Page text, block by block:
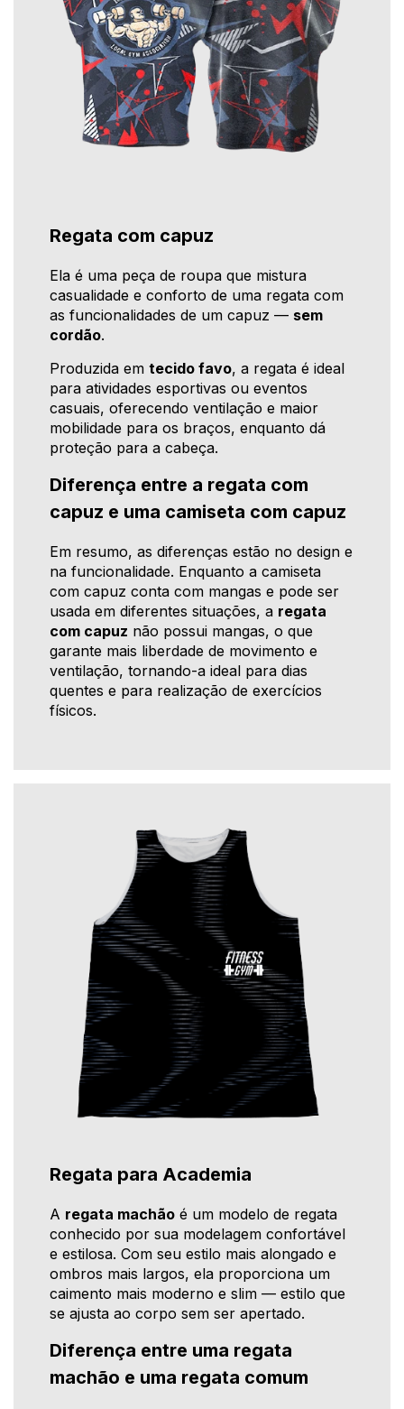
Regata com capuz
Ela é uma peça de roupa que mistura
casualidade e conforto de uma regata com
as funcionalidades de um capuz — sem
cordão.
Produzida em tecido favo, a regata é ideal
para atividades esportivas ou eventos
casuais, oferecendo ventilação e maior
mobilidade para os braços, enquanto dá
proteção para a cabeça.
Diferença entre a regata com
capuz e uma camiseta com capuz
Em resumo, as diferenças estão no design e
na funcionalidade. Enquanto a camiseta
com capuz conta com mangas e pode ser
usada em diferentes situações, a regata
com capuz não possui mangas, o que
garante mais liberdade de movimento e
ventilação, tornando-a ideal para dias
quentes e para realização de exercícios
físicos.
Regata para Academia
A regata machão é um modelo de regata
conhecido por sua modelagem confortável
e estilosa. Com seu estilo mais alongado e
ombros mais largos, ela proporciona um
caimento mais moderno e slim — estilo que
se ajusta ao corpo sem ser apertado.
Diferença entre uma regata
machão e uma regata comum